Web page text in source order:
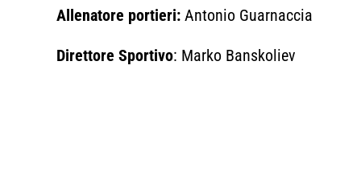
Allenatore portieri: Antonio Guarnaccia
Direttore Sportivo: Marko Banskoliev